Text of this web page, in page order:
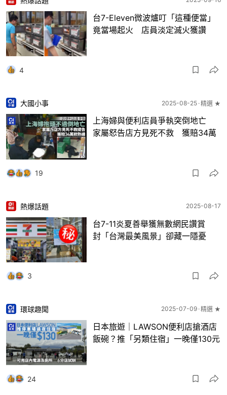
台7-Eleven微波爐叮「這種便當」
竟當場起火 店員淡定滅火獲讚
4
大國小事 2025-08-25 精選 ★
上海婦與便利店員爭執突倒地亡
家屬怒告店方見死不救 獲賠34萬
19
熱爆話題 2025-08-17
台7-11炎夏善舉獲無數網民讚賞
封「台灣最美風景」卻藏一隱憂
3
環球趣聞 2025-07-09 精選 ★
日本旅遊｜LAWSON便利店搶酒店
飯碗？推「另類住宿」一晚僅130元
24